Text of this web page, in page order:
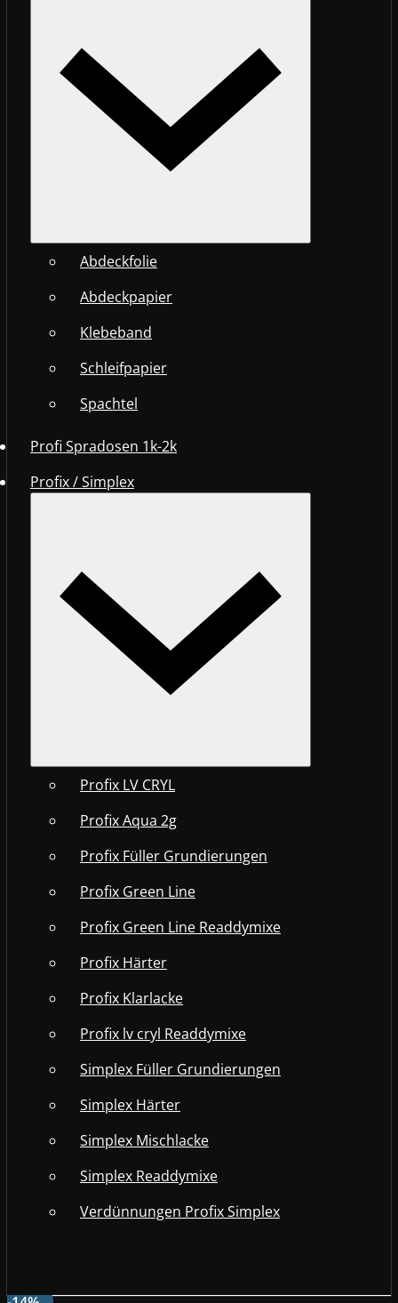
Abdeckfolie
Abdeckpapier
Klebeband
Schleifpapier
Spachtel
Profi Spradosen 1k-2k
Profix / Simplex
Profix LV CRYL
Profix Aqua 2g
Profix Füller Grundierungen
Profix Green Line
Profix Green Line Readdymixe
Profix Härter
Profix Klarlacke
Profix lv cryl Readdymixe
Simplex Füller Grundierungen
Simplex Härter
Simplex Mischlacke
Simplex Readdymixe
Verdünnungen Profix Simplex